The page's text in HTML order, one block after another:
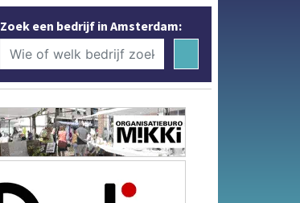
Zoek een bedrijf in Amsterdam: